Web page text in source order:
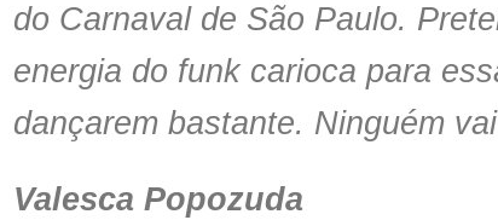
do Carnaval de São Paulo.
energia do funk carioca para
dançarem bastante. Ninguém
Valesca Popozuda